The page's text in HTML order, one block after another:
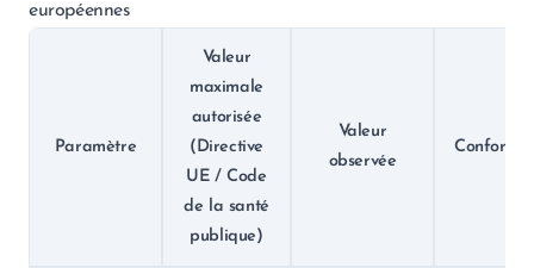
européennes
Paramètre
Valeur
maximale
autorisée
(Directive
UE / Code
de la santé
publique)
Valeur
observée